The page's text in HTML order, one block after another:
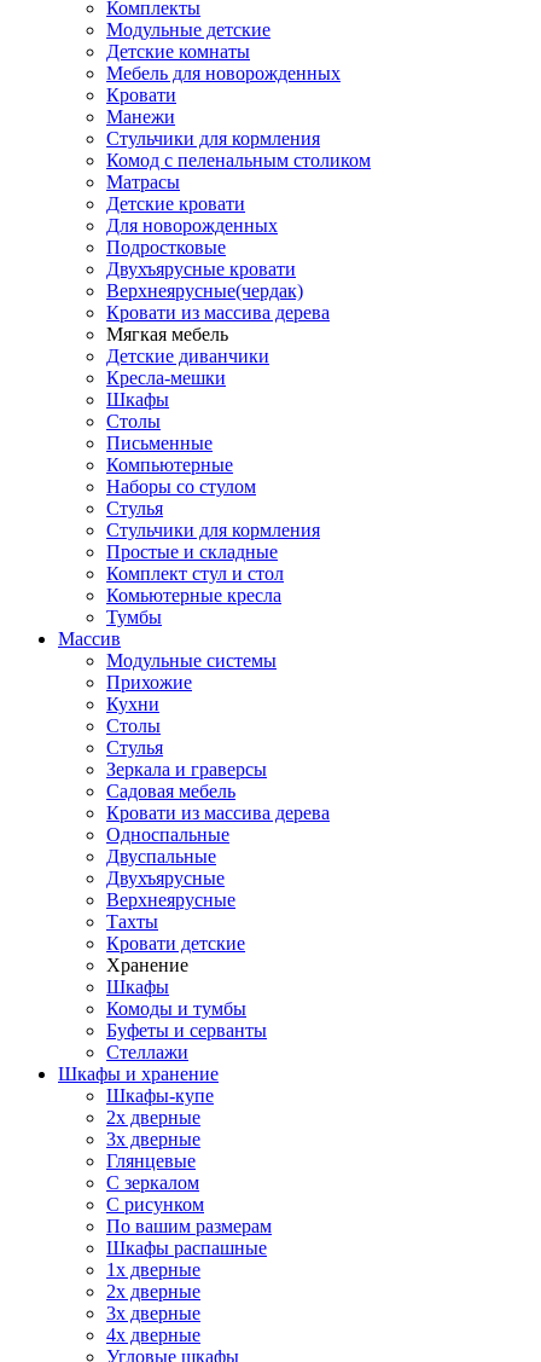
Комплекты
Модульные детские
Детские комнаты
Мебель для новорожденных
Кровати
Манежи
Стульчики для кормления
Комод с пеленальным столиком
Матрасы
Детские кровати
Для новорожденных
Подростковые
Двухъярусные кровати
Верхнеярусные(чердак)
Кровати из массива дерева
Мягкая мебель
Детские диванчики
Кресла-мешки
Шкафы
Столы
Письменные
Компьютерные
Наборы со стулом
Стулья
Стульчики для кормления
Простые и складные
Комплект стул и стол
Комьютерные кресла
Тумбы
Массив
Модульные системы
Прихожие
Кухни
Столы
Стулья
Зеркала и граверсы
Садовая мебель
Кровати из массива дерева
Односпальные
Двуспальные
Двухъярусные
Верхнеярусные
Тахты
Кровати детские
Хранение
Шкафы
Комоды и тумбы
Буфеты и серванты
Стеллажи
Шкафы и хранение
Шкафы-купе
2х дверные
3х дверные
Глянцевые
С зеркалом
С рисунком
По вашим размерам
Шкафы распашные
1х дверные
2х дверные
3х дверные
4х дверные
Угловые шкафы